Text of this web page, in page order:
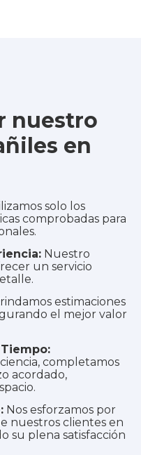
nuestro
en
solo los
comprobadas para
Nuestro
un servicio
estimaciones
el mejor valor
completamos
acordado,
Nos esforzamos por
nuestros clientes en
su plena satisfacción